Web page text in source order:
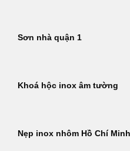
Sơn nhà quận 1
Khoá hộc inox âm tường
Nẹp inox nhôm Hồ Chí Minh